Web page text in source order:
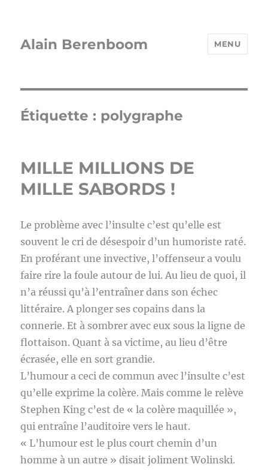
Alain Berenboom MENU
Étiquette : polygraphe
MILLE MILLIONS DE
MILLE SABORDS !
Le problème avec l’insulte c’est qu’elle est
souvent le cri de désespoir d’un humoriste raté.
En proférant une invective, l’offenseur a voulu
faire rire la foule autour de lui. Au lieu de quoi, il
n’a réussi qu’à l’entraîner dans son échec
littéraire. A plonger ses copains dans la
connerie. Et à sombrer avec eux sous la ligne de
flottaison. Quant à sa victime, au lieu d’être
écrasée, elle en sort grandie.
L’humour a ceci de commun avec l’insulte c’est
qu’elle exprime la colère. Mais comme le relève
Stephen King c’est de « la colère maquillée »,
qui entraîne l’auditoire vers le haut.
« L’humour est le plus court chemin d’un
homme à un autre » disait joliment Wolinski.